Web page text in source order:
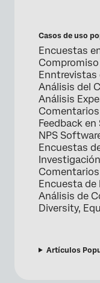
Casos de uso
Encuestas
Enntrevistas
Análisis del
Análisis
Feedback
NPS
Encuestas
Encuesta de
Análisis de
Diversity,
Artículos